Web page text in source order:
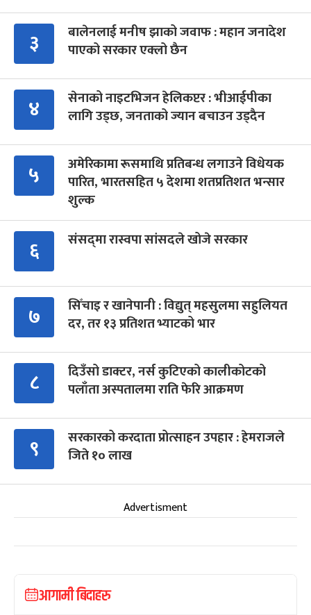
३
बालेनलाई मनीष झाको जवाफ : महान जनादेश
पाएको सरकार एक्लो छैन
४
सेनाको नाइटभिजन हेलिकप्टर : भीआईपीका
लागि उड्छ, जनताको ज्यान बचाउन उड्दैन
५
अमेरिकामा रूसमाथि प्रतिबन्ध लगाउने विधेयक
पारित, भारतसहित ५ देशमा शतप्रतिशत भन्सार
शुल्क
६ संसद्‍मा रास्वपा सांसदले खोजे सरकार
७
सिँचाइ र खानेपानी : विद्युत् महसुलमा सहुलियत
दर, तर १३ प्रतिशत भ्याटको भार
८
दिउँसो डाक्टर, नर्स कुटिएको कालीकोटको
पलाँता अस्पतालमा राति फेरि आक्रमण
९
सरकारको करदाता प्रोत्साहन उपहार : हेमराजले
जिते १० लाख
Advertisment
आगामी बिदाहरु